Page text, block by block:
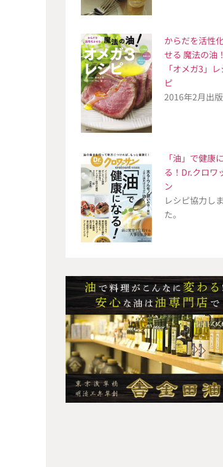
からだを活性
せる 魔法の油！
「オメガ3」レ
ピ
2016年2月出版
「油」で健康
る！Dr.クロワ
ン
レシピ協力し
た。